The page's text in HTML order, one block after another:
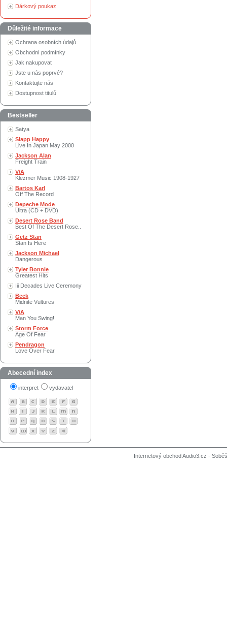
Dárkový poukaz
Důležité informace
Ochrana osobních údajů
Obchodní podmínky
Jak nakupovat
Jste u nás poprvé?
Kontaktujte nás
Dostupnost titulů
Bestseller
Satya
Slapp Happy
Live In Japan May 2000
Jackson Alan
Freight Train
V/A
Klezmer Music 1908-1927
Bartos Karl
Off The Record
Depeche Mode
Ultra (CD + DVD)
Desert Rose Band
Best Of The Desert Rose..
Getz Stan
Stan Is Here
Jackson Michael
Dangerous
Tyler Bonnie
Greatest Hits
Iii Decades Live Ceremony
Beck
Midnite Vultures
V/A
Man You Swing!
Storm Force
Age Of Fear
Pendragon
Love Over Fear
Abecední index
interpret vydavatel
Internetový obchod Audio3.cz -